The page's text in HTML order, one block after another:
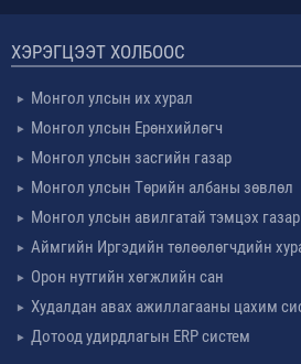
ХЭРЭГЦЭЭТ ХОЛБООС
Монгол улсын их хурал
Монгол улсын Ерөнхийлөгч
Монгол улсын засгийн газар
Монгол улсын Төрийн албаны зөвлөл
Монгол улсын авилгатай тэмцэх газар
Аймгийн Иргэдийн төлөөлөгчдийн
Орон нутгийн хөгжлийн сан
Худалдан авах ажиллагааны цахим
Дотоод удирдлагын ERP систем